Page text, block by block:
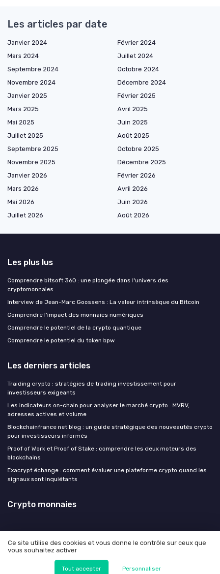
Les articles par date
Janvier 2024
Février 2024
Mars 2024
Juillet 2024
Septembre 2024
Octobre 2024
Novembre 2024
Décembre 2024
Janvier 2025
Février 2025
Mars 2025
Avril 2025
Mai 2025
Juin 2025
Juillet 2025
Août 2025
Septembre 2025
Octobre 2025
Novembre 2025
Décembre 2025
Janvier 2026
Février 2026
Mars 2026
Avril 2026
Mai 2026
Juin 2026
Juillet 2026
Août 2026
Les plus lus
Comprendre bitsoft 360 : une plongée dans l'univers des
cryptomonnaies
Interview de Jean-Marc Goossens : La valeur intrinsèque du Bitcoin
Comprendre l'impact des monnaies numériques
Comprendre le potentiel de la crypto quantique
Comprendre le potentiel du token bpw
Les derniers articles
Traiding crypto : stratégies de trading investissement pour
investisseurs exigeants
Les indicateurs on-chain pour analyser le marché crypto : MVRV,
adresses actives et volume
Blockchainfrance net blog : un guide stratégique des nouveautés crypto
pour investisseurs informés
Proof of Work et Proof of Stake : comprendre les deux moteurs des
blockchains
Exacrypt échange : comment évaluer une plateforme crypto quand les
signaux sont inquiétants
Crypto monnaies
Mentions légales
© Crypto monnaies 2026
Ce site utilise des cookies et vous donne le contrôle sur ceux que
vous souhaitez activer
Tout accepter Personnaliser